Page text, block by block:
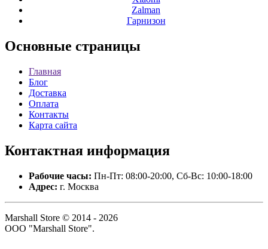
Zalman
Гарнизон
Основные страницы
Главная
Блог
Доставка
Оплата
Контакты
Карта сайта
Контактная информация
Рабочие часы: Пн-Пт: 08:00-20:00, Сб-Вс: 10:00-18:00
Адрес: г. Москва
Marshall Store © 2014 - 2026
ООО "Marshall Store".